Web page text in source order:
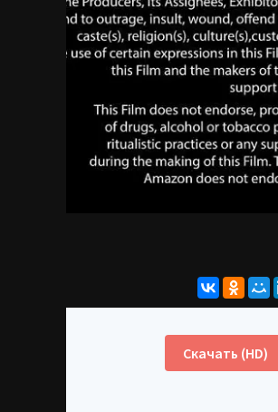
Скачать (HD)